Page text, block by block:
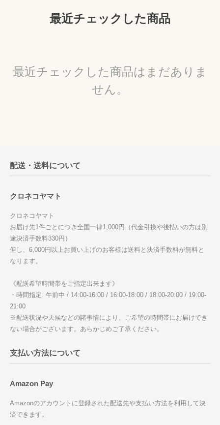
最近チェックした商品
最近チェックした商品はまだありま
せん。
配送・送料について
クロネコヤマト
クロネコヤマト
お届け先1件ごとにつき全国一律1,000円（代金引換や後払いの方は別
途決済手数料330円）
但し、6,000円以上お買い上げのお客様は送料と決済手数料が無料と
なります。
《配送希望時間帯をご指定出来ます》
・時間指定: 午前中 / 14:00-16:00 / 16:00-18:00 / 18:00-20:00 / 19:00-
21:00
※配送状況や天候などの諸事情により、ご希望の時間帯にお届けでき
ない場合がございます。あらかじめご了承ください。
支払い方法について
Amazon Pay
Amazonのアカウントに登録された配送先や支払い方法を利用して決
済できます。